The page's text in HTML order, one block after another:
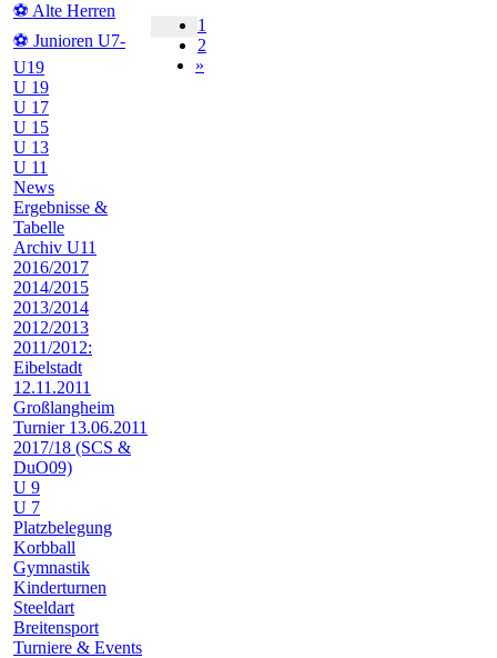
⚽ Alte Herren
⚽ Junioren U7-
U19
U 19
U 17
U 15
U 13
U 11
News
Ergebnisse &
Tabelle
Archiv U11
2016/2017
2014/2015
2013/2014
2012/2013
2011/2012:
Eibelstadt
12.11.2011
Großlangheim
Turnier 13.06.2011
2017/18 (SCS &
DuO09)
U 9
U 7
Platzbelegung
Korbball
Gymnastik
Kinderturnen
Steeldart
Breitensport
Turniere & Events
1
2
»